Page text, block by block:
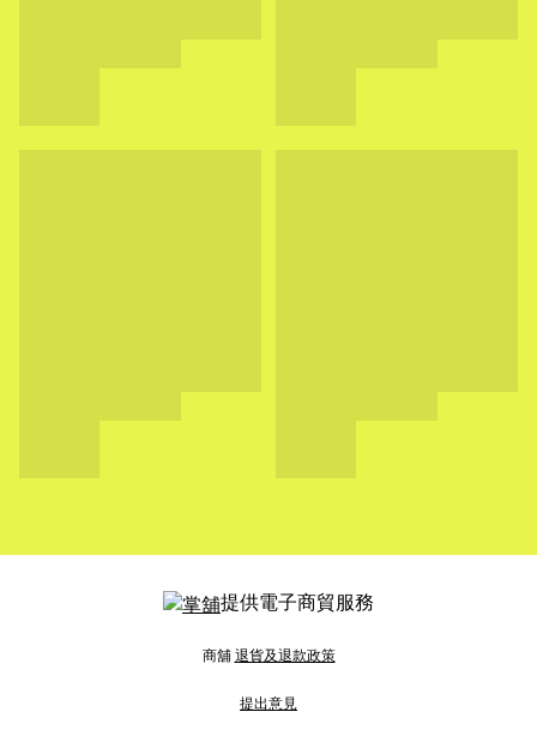
提供電子商貿服務
商舖 退貨及退款政策
提出意見